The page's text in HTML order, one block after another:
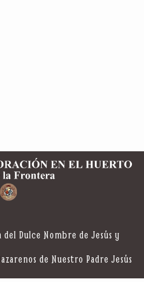
Dulce Nombre de Jesús y
de Nuestro Padre Jesús